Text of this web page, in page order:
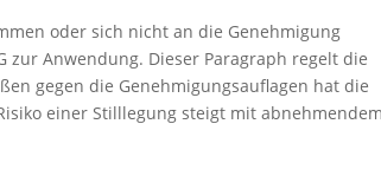
oder sich nicht an die Genehmigung
zur Anwendung. Dieser Paragraph regelt die
gegen die Genehmigungsauflagen hat die
einer Stilllegung steigt mit abnehmendem